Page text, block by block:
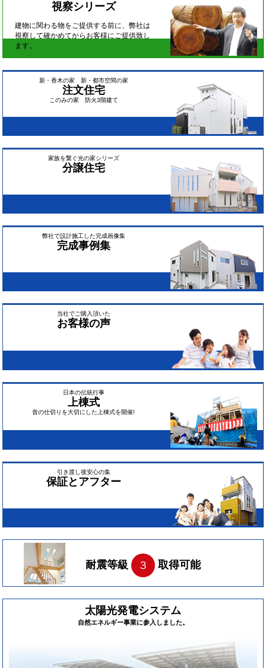
視察シリーズ
建物に関わる物をご提供する前に、弊社は
視察して確かめてからお客様にご提供致し
ます。
新・香木の家 新・都市空間の家
注文住宅
このみの家 防火3階建て
家族を繋ぐ光の家シリーズ
分譲住宅
弊社で設計施工した完成画像集
完成事例集
当社でご購入頂いた
お客様の声
日本の伝統行事
上棟式
昔の仕切りを大切にした上棟式を開催!
引き渡し後安心の集
保証とアフター
耐震等級 ３ 取得可能
太陽光発電システム
自然エネルギー事業に参入しました。